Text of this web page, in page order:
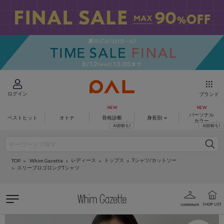
ログイン ブランド
ベストヒット オトナ 骨格診断 身長別
パーソナル
カラー
TOP Whim Gazette レディース トップス
Tシャツ/カットソー
スリーブロゴロングTシャツ